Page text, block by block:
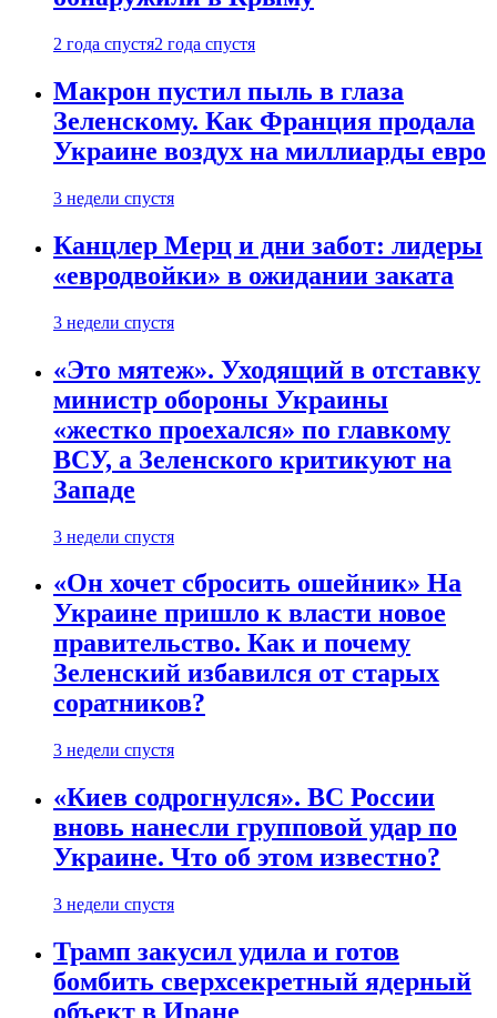
2 года спустя2 года спустя
Макрон пустил пыль в глаза
Зеленскому. Как Франция продала
Украине воздух на миллиарды евро
3 недели спустя
Канцлер Мерц и дни забот: лидеры
«евродвойки» в ожидании заката
3 недели спустя
«Это мятеж». Уходящий в отставку
министр обороны Украины
«жестко проехался» по главкому
ВСУ, а Зеленского критикуют на
Западе
3 недели спустя
«Он хочет сбросить ошейник» На
Украине пришло к власти новое
правительство. Как и почему
Зеленский избавился от старых
соратников?
3 недели спустя
«Киев содрогнулся». ВС России
вновь нанесли групповой удар по
Украине. Что об этом известно?
3 недели спустя
Трамп закусил удила и готов
бомбить сверхсекретный ядерный
объект в Иране